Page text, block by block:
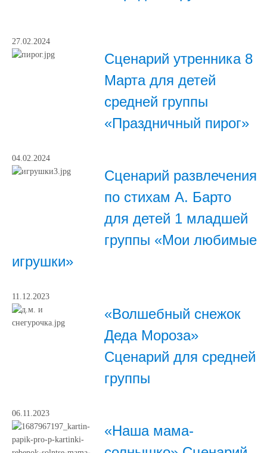
27.02.2024
Сценарий утренника 8
Марта для детей
средней группы
«Праздничный пирог»
04.02.2024
Сценарий развлечения
по стихам А. Барто
для детей 1 младшей
группы «Мои любимые
игрушки»
11.12.2023
«Волшебный снежок
Деда Мороза»
Сценарий для средней
группы
06.11.2023
«Наша мама-